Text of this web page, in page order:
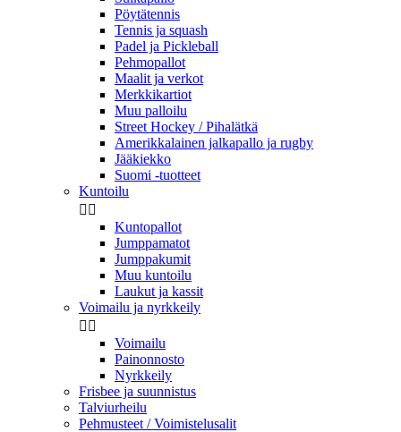
Pöytätennis
Tennis ja squash
Padel ja Pickleball
Pehmopallot
Maalit ja verkot
Merkkikartiot
Muu palloilu
Street Hockey / Pihalätkä
Amerikkalainen jalkapallo ja rugby
Jääkiekko
Suomi -tuotteet
Kuntoilu
 
Kuntopallot
Jumppamatot
Jumppakumit
Muu kuntoilu
Laukut ja kassit
Voimailu ja nyrkkeily
 
Voimailu
Painonnosto
Nyrkkeily
Frisbee ja suunnistus
Talviurheilu
Pehmusteet / Voimistelusalit